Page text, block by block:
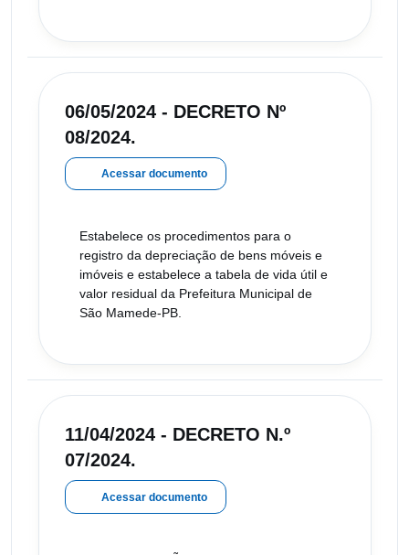
06/05/2024 - DECRETO Nº
08/2024.
Acessar documento
Estabelece os procedimentos para o
registro da depreciação de bens móveis e
imóveis e estabelece a tabela de vida útil e
valor residual da Prefeitura Municipal de
São Mamede-PB.
11/04/2024 - DECRETO N.º
07/2024.
Acessar documento